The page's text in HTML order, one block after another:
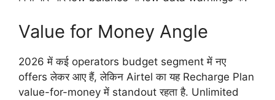
Value for Money Angle
2026 में कई operators budget segment में नए
offers लेकर आए हैं, लेकिन Airtel का यह Recharge Plan
value-for-money में standout रहता है. Unlimited